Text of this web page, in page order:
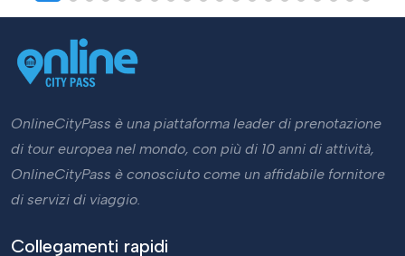
OnlineCityPass è una piattaforma leader di prenotazione
di tour europea nel mondo, con più di 10 anni di attività,
OnlineCityPass è conosciuto come un affidabile fornitore
di servizi di viaggio.
Collegamenti rapidi